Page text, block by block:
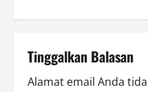
n
Tinggalkan Balasan
Alamat email Anda